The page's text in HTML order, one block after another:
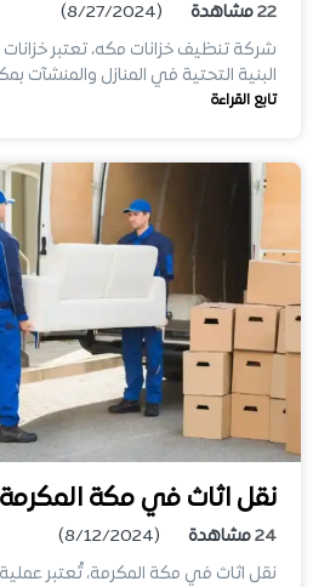
22مشاهدة
(8/27/2024)
شركة تنظيف خزانات مكه، تعتبر خزانات
البنية التحتية في المنازل والمنشآت
تابع القراءة
نقل اثاث في مكة المكرمة
24مشاهدة
(8/12/2024)
نقل اثاث في مكة المكرمة، تُعتبر